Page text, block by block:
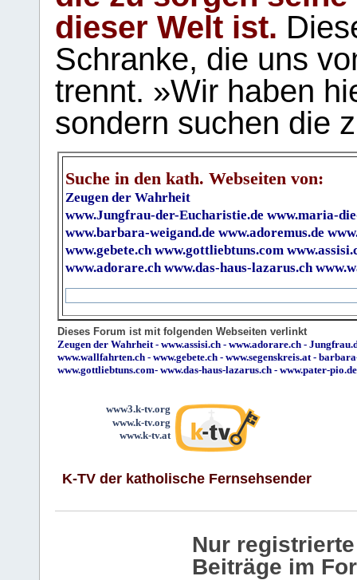
dieser Welt ist.
Schranke, die uns
trennt. »Wir haben
sondern suchen die
Suche in den kath. Webseiten von:
Zeugen der Wahrheit
www.Jungfrau-der-Eucharistie.de www.maria-
www.barbara-weigand.de www.adoremus.de
www.gebete.ch www.gottliebtuns.com
www.adorare.ch www.das-haus-lazarus.ch
Dieses Forum ist mit folgenden Webseiten verlinkt
Zeugen der Wahrheit- www.assisi.ch - www.adorare.ch -
www.wallfahrten.ch - www.gebete.ch - www.segenskreis.at-
www.gottliebtuns.com- www.das-haus-lazarus.ch - www.pater-pio.de
www3.k-tv.org
www.k-tv.org
www.k-tv.at
K-TV der katholische Fernsehsender
Nur
Beiträge im